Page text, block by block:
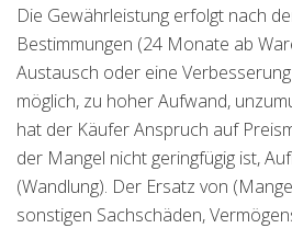
Die Gewährleistung erfolgt nach
Bestimmungen (24 Monate ab
Austausch oder eine
möglich, zu hoher Aufwand,
hat der Käufer Anspruch auf
der Mangel nicht geringfügig ist,
(Wandlung). Der Ersatz von
sonstigen Sachschäden,